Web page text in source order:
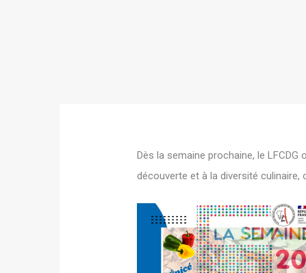
Dès la semaine prochaine, le
découverte et à la diversité